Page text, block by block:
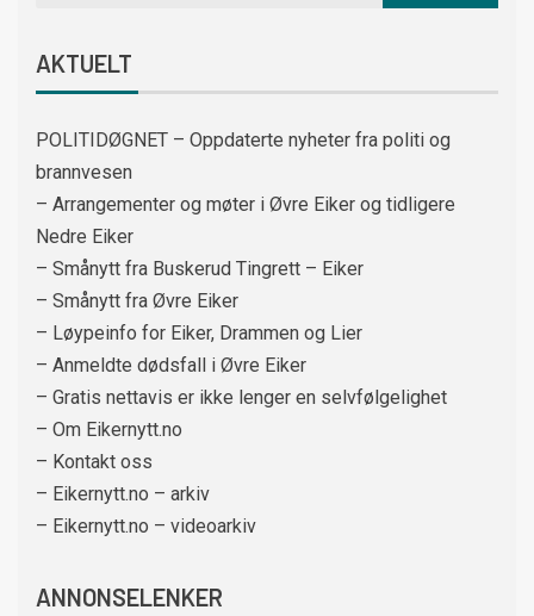
AKTUELT
POLITIDØGNET – Oppdaterte nyheter fra politi og
brannvesen
– Arrangementer og møter i Øvre Eiker og tidligere
Nedre Eiker
– Smånytt fra Buskerud Tingrett – Eiker
– Smånytt fra Øvre Eiker
– Løypeinfo for Eiker, Drammen og Lier
– Anmeldte dødsfall i Øvre Eiker
– Gratis nettavis er ikke lenger en selvfølgelighet
– Om Eikernytt.no
– Kontakt oss
– Eikernytt.no – arkiv
– Eikernytt.no – videoarkiv
ANNONSELENKER